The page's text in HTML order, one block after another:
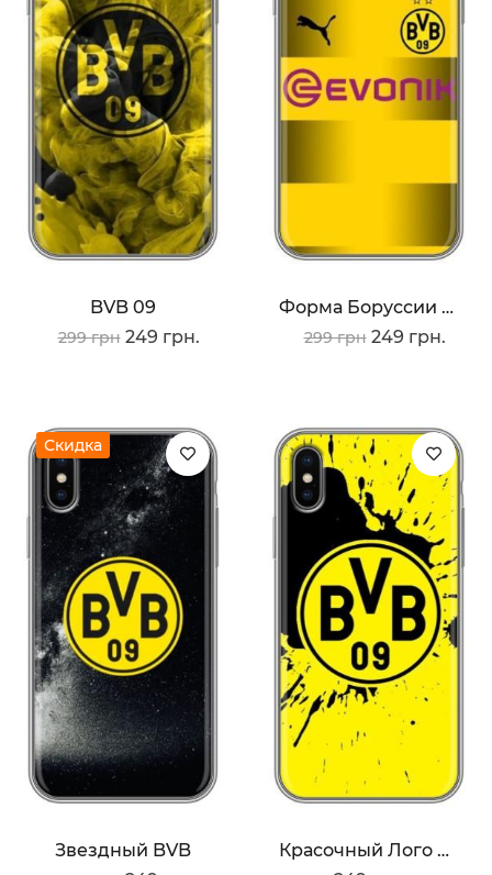
BVB 09
299 грн 249 грн.
Форма Боруссии Дортмунд
299 грн 249 грн.
Скидка
Звездный BVB
Красочный Лого BVB